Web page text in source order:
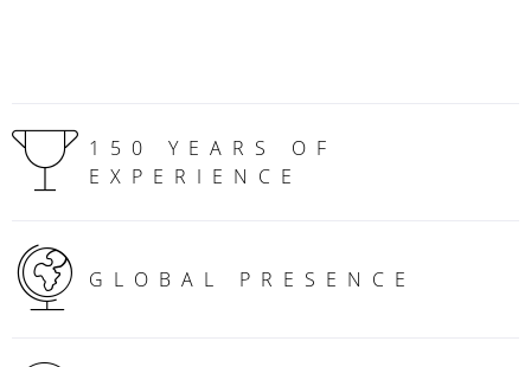
150 YEARS OF
EXPERIENCE
GLOBAL PRESENCE